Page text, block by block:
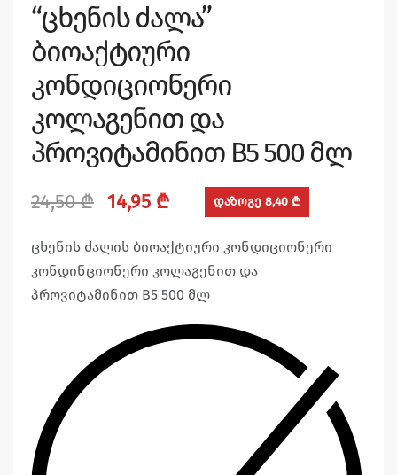
“ცხენის ძალა”
ბიოაქტიური
კონდიციონერი
კოლაგენით და
პროვიტამინით B5 500 მლ
24,50₾ 14,95 ₾ დაზოგე 8,40 ₾
ცხენის ძალის ბიოაქტიური კონდიციონერი
კონდინციონერი კოლაგენით და
პროვიტამინით B5 500 მლ